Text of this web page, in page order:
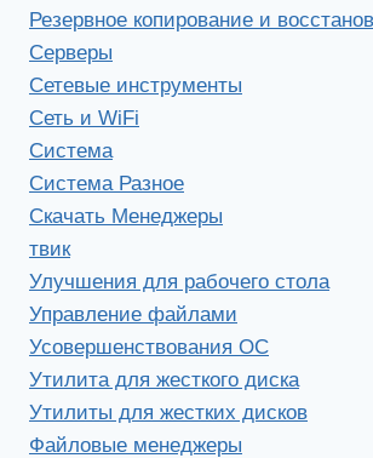
Резервное копирование и
Серверы
Сетевые инструменты
Сеть и WiFi
Система
Система Разное
Скачать Менеджеры
твик
Улучшения для рабочего стола
Управление файлами
Усовершенствования ОС
Утилита для жесткого диска
Утилиты для жестких дисков
Файловые менеджеры